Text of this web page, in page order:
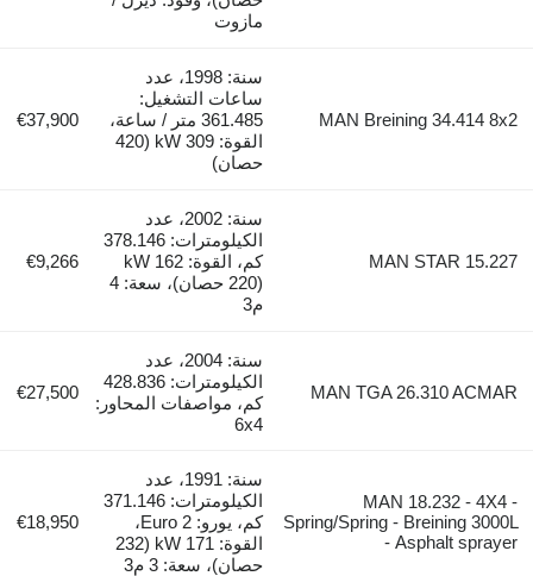
مازوت
MAN Breining 34.414 8x2
سنة: 1998، عدد
ساعات التشغيل:
361.485 متر / ساعة،
القوة: 309 kW (420
حصان)
€37,900
MAN STAR 15.227
سنة: 2002، عدد
الكيلومترات: 378.146
كم، القوة: 162 kW
(220 حصان)، سعة: 4
م3
€9,266
MAN TGA 26.310 ACMAR
سنة: 2004، عدد
الكيلومترات: 428.836
كم، مواصفات المحاور:
6x4
€27,500
MAN 18.232 - 4X4 -
Spring/Spring - Breining 3000L
Asphalt sprayer -
سنة: 1991، عدد
الكيلومترات: 371.146
كم، يورو: Euro 2،
القوة: 171 kW (232
حصان)، سعة: 3 م3
€18,950